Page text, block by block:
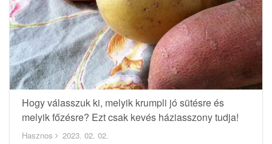
Hogy válasszuk ki, melyik krumpli jó sütésre és
melyik főzésre? Ezt csak kevés háziasszony tudja!
Hasznos 2023. 02. 02.